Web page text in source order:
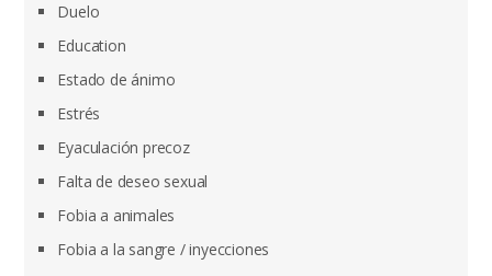
Duelo
Education
Estado de ánimo
Estrés
Eyaculación precoz
Falta de deseo sexual
Fobia a animales
Fobia a la sangre / inyecciones